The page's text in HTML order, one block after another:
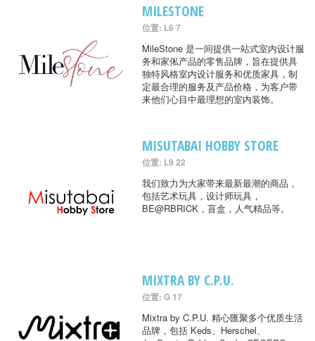
MILESTONE
位置: L6 7
MileStone 是一间提供一站式室内设计服
务和家俬产品的零售品牌，旨在提供具
独特风格室内设计服务和优质家具，制
定最合理的服务及产品价格，为客户带
来他们心目中最理想的室内装饰。
MISUTABAI HOBBY STORE
位置: L9 22
我们致力为大家带来最新最潮的商品，
包括艺术玩具，设计师玩具，
BE@RBRICK，盲盒，人气精品等。
MIXTRA BY C.P.U.
位置: G 17
Mixtra by C.P.U. 精心匯聚多个优质生活
品牌，包括 Keds、Herschel、